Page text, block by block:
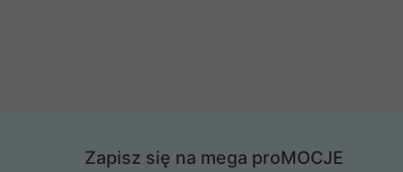
Zapisz się na mega proMOCJE